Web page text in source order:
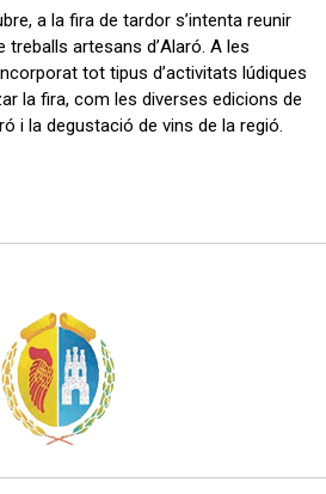
a la fira de tardor s’intenta reunir
artesans d’Alaró. A les
tot tipus d’activitats lúdiques
la fira, com les diverses edicions de
i la degustació de vins de la regió.